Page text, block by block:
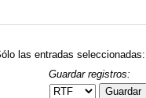
las entradas seleccionadas:
Guardar registros:
Guardar